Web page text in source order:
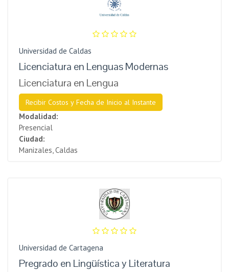
Universidad de Caldas
Licenciatura en Lenguas Modernas
Licenciatura en Lengua
Recibir Costos y Fecha de Inicio al Instante
Modalidad:
Presencial
Ciudad:
Manizales, Caldas
Universidad de Cartagena
Pregrado en Lingüística y Literatura